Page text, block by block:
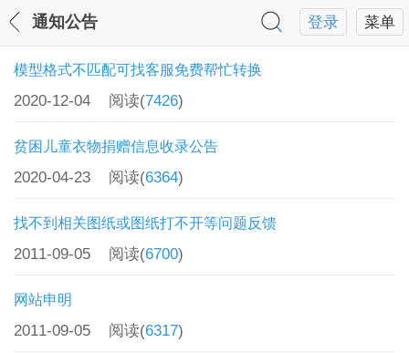
菜单
登录
通知公告
模型格式不匹配可找客服免费帮忙转换
2020-12-04 阅读(7426)
贫困儿童衣物捐赠信息收录公告
2020-04-23 阅读(6364)
找不到相关图纸或图纸打不开等问题反馈
2011-09-05 阅读(6700)
网站申明
2011-09-05 阅读(6317)